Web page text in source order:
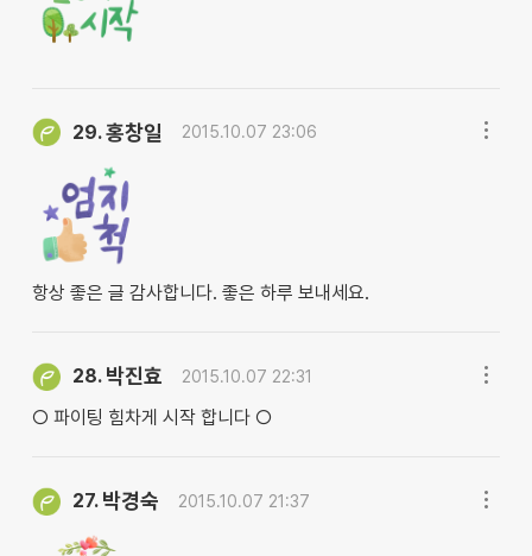
29.홍창일 2015.10.07 23:06
항상 좋은 글 감사합니다. 좋은 하루 보내세요.
28. 박진효 2015.10.07 22:31
○ 파이팅 힘차게 시작 합니다 ○
27. 박경숙 2015.10.07 21:37